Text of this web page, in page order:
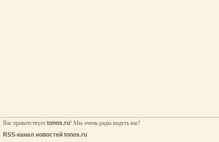
Вас приветствует tonos.ru! Мы очень рады видеть вас!
RSS-канал новостей tonos.ru